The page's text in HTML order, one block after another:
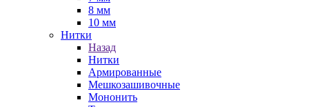
8 мм
10 мм
Нитки
Назад
Нитки
Армированные
Мешкозашивочные
Мононить